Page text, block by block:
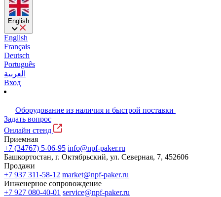
English
English
Français
Deutsch
Português
العربية
Вход
Оборудование из наличия и быстрой поставки
Задать вопрос
Онлайн стенд
Приемная
+7 (34767) 5-06-95 info@npf-paker.ru
Башкортостан, г. Октябрьский, ул. Северная, 7, 452606
Продажи
+7 937 311-58-12 market@npf-paker.ru
Инженерное сопровождение
+7 927 080-40-01 service@npf-paker.ru